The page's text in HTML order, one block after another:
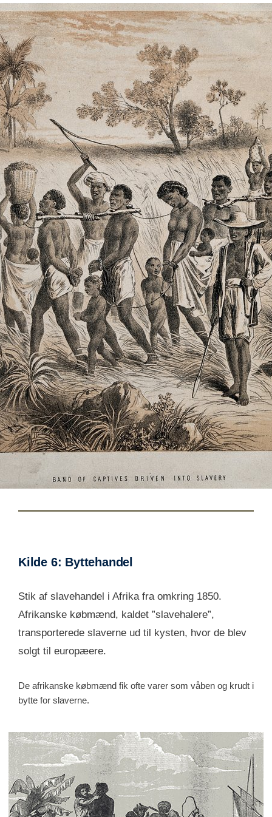
Kilde 6: Byttehandel
Stik af slavehandel i Afrika fra omkring 1850.
Afrikanske købmænd, kaldet ”slavehalere”,
transporterede slaverne ud til kysten, hvor de blev
solgt til europæere.
De afrikanske købmænd fik ofte varer som våben og krudt i
bytte for slaverne.